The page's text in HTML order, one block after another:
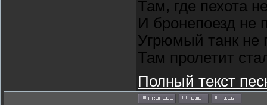
Там, где пехота
И бронепоезд не
Угрюмый танк не
Там пролетит
Полный текст